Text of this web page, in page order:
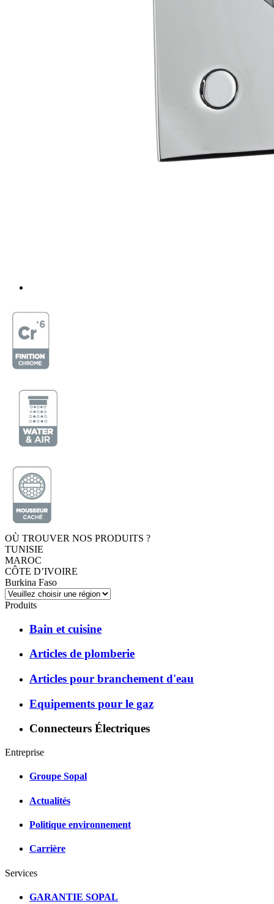
OÙ TROUVER NOS PRODUITS ?
TUNISIE
MAROC
CÔTE D’IVOIRE
Burkina Faso
Produits
Bain et cuisine
Articles de plomberie
Articles pour branchement d'eau
Equipements pour le gaz
Connecteurs Électriques
Entreprise
Groupe Sopal
Actualités
Politique environnement
Carrière
Services
GARANTIE SOPAL